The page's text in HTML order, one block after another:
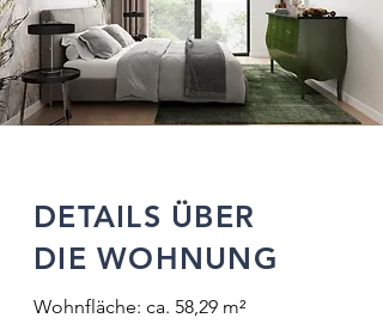
DETAILS ÜBER
DIE WOHNUNG
Wohnfläche: ca. 58,29 m²